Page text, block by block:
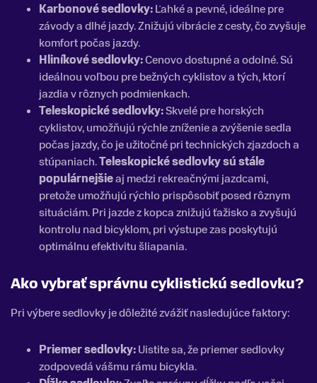
Karbonové sedlovky:Ľahké a pevné, ideálne pre
závody a dlhé jazdy. Znižujú vibrácie z cesty, čo zvyšuje
komfort počas jazdy.
Hliníkové sedlovky:Cenovo dostupné a odolné. Sú
ideálnou voľbou pre bežných cyklistov a tých, ktorí
jazdia v rôznych podmienkach.
Teleskopické sedlovky:Skvelé pre horských
cyklistov, umožňujú rýchle zníženie a zvýšenie sedla
počas jazdy, čo je užitočné pri technických zjazdoch a
stúpaniach.Teleskopické sedlovky sú stále
populárnejšieaj medzi rekreačnými jazdcami,
pretože umožňujú rýchlo prispôsobiť posed rôznym
situáciám. Pri jazde z kopca znižujú ťažisko a zvyšujú
kontrolu nad bicyklom, pri výstupe zas poskytujú
optimálnu efektivitu šliapania.
Ako vybrať správnu cyklistickú sedlovku?
Pri výbere sedlovky je dôležité zvážiť nasledujúce faktory:
Priemer sedlovky:Uistite sa, že priemer sedlovky
zodpovedá vášmu rámu bicykla.